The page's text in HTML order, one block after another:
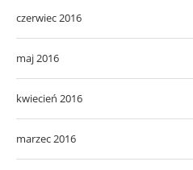
czerwiec 2016
maj 2016
kwiecień 2016
marzec 2016